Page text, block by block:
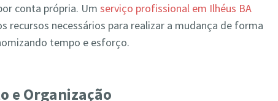
conta própria. Umserviço profissional em Ilhéus BA
recursos necessários para realizar a mudança de forma
tempo e esforço.
e Organização